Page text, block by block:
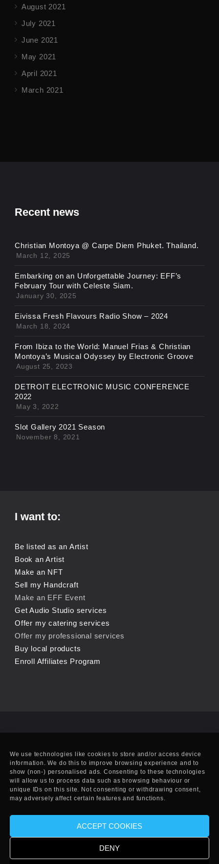
We use technologies like cookies to store and/or access device
information. We do this to improve browsing experience and to
show (non-) personalised ads. Consenting to these technologies
will allow us to process data such as browsing behaviour or
unique IDs on this site. Not consenting or withdrawing consent,
may adversely affect certain features and functions.
ACCEPT COOKIES
DENY
August 2021
July 2021
June 2021
May 2021
April 2021
March 2021
Recent news
Christian Montoya @ Carpe Diem Phuket. Thailand.
March 12, 2025
Embarking on an Unforgettable Journey: EFF’s
February Tour with Celeste Siam.
January 30, 2025
Eivissa Fresh Flavours Radio Show – 2024
March 18, 2024
From Ibiza to the World: Manuel Frias & Christian
Montoya’s Musical Odyssey by Electronic Groove
August 25, 2023
DETROIT ELECTRONIC MUSIC CONFERENCE
2022
May 3, 2022
Slot Gallery 2021 Season
November 8, 2021
I want to:
Be listed as an Artist
Book an Artist
Make an NFT
Sell my Handcraft
Make an EFF Event
Get Audio Studio services
Offer my catering services
Offer my professional services
Buy local products
Enroll Affiliates Program